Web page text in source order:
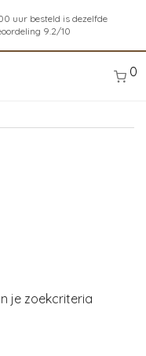
uur besteld is dezelfde
9.2/10
0
je zoekcriteria